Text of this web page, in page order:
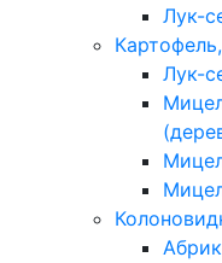
Лук-
Лук-